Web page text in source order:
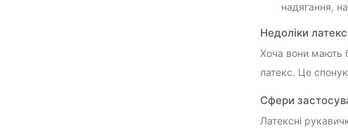
надягання,
Недоліки
Хоча вони мають
латекс. Це
Сфери
Латексні